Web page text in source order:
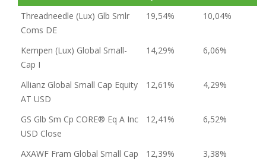
Threadneedle (Lux) Glb Smlr
Coms DE
19,54% 10,04%
Kempen (Lux) Global Small-
Cap I
14,29% 6,06%
Allianz Global Small Cap Equity
AT USD
12,61% 4,29%
GS Glb Sm Cp CORE® Eq A Inc
USD Close
12,41% 6,52%
AXAWF Fram Global Small Cap
12,39% 3,38%